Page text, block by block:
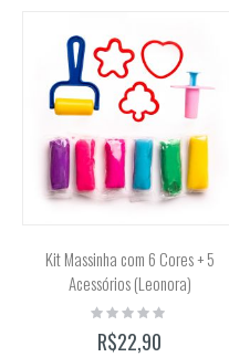
Kit Massinha com 6 Cores + 5
Acessórios (Leonora)
Rating:
0%
R$22,90